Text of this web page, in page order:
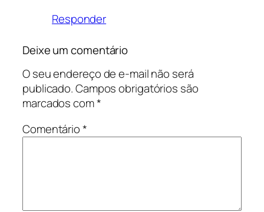
Responder
Deixe um comentário
O seu endereço de e-mail não será
publicado.Campos obrigatórios são
marcados com*
Comentário*